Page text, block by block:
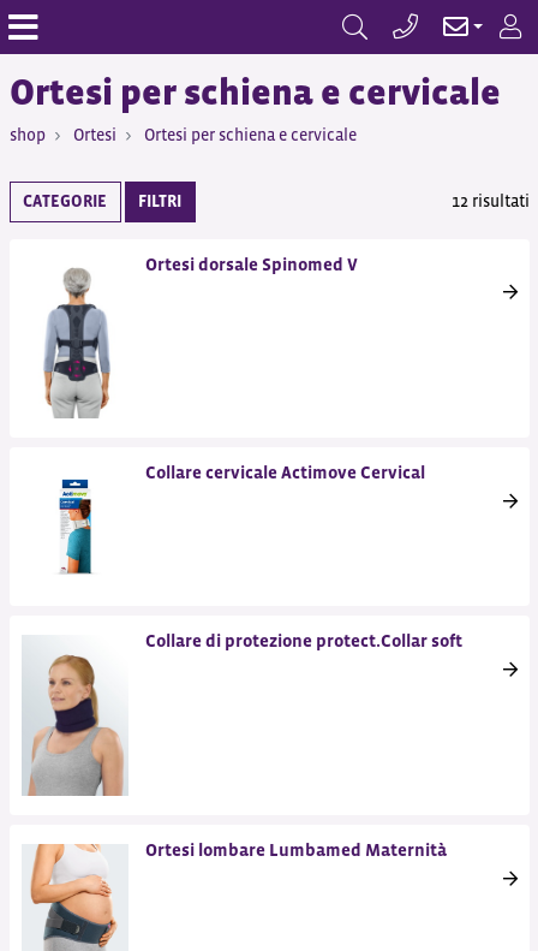
Ortesi per schiena e cervicale
shop Ortesi Ortesi per schiena e cervicale
CATEGORIE FILTRI 12 risultati
Ortesi dorsale Spinomed V
Collare cervicale Actimove Cervical
Collare di protezione protect.Collar soft
Ortesi lombare Lumbamed Maternità